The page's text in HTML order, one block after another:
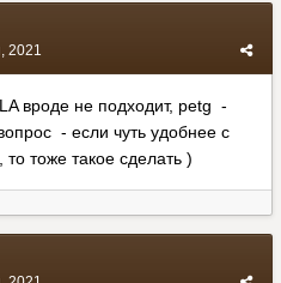
2021
вроде не подходит, petg -
- если чуть удобнее с
то тоже такое сделать )